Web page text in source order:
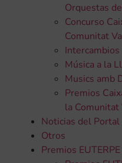
Orquestas
Concurso
Comunitat
Intercambios
Música a la
Musics amb
Premios
la Comunitat
Noticias del Portal
Otros
Premios EUTERPE